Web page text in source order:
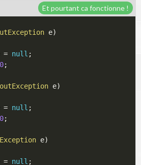
Et pourtant ca fonctionne !
e)
= null ;
0;
e)
= null ;
0;
e)
= null ;